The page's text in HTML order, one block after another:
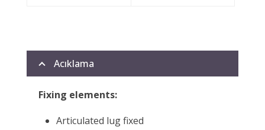
Acıklama
Fixing elements:
Articulated lug fixed